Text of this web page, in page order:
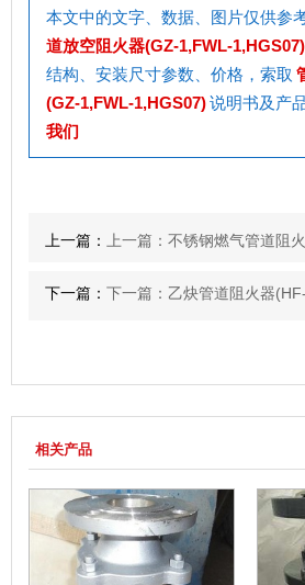
本文中的文字、数据、图片仅供参
道放空阻火器(GZ-1,FWL-1,HGS07)
结构、安装尺寸参数、价格，索取
(GZ-1,FWL-1,HGS07)说明书及产
我们
上一篇：上一篇：不锈钢燃气管道阻
下一篇：下一篇：乙炔管道阻火器
相关产品